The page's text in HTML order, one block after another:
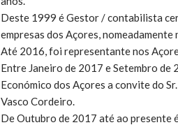
Deste 1999 é Gestor / contabilista
empresas dos Açores,
Até 2016, foi representante nos
Entre Janeiro de 2017 e Setembro
Económico dos Açores a convite do
Vasco Cordeiro.
De Outubro de 2017 até ao presente